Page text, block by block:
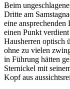
Beim
Dritte am
eine
einen Punkt verdient
Hausherren optisch
ohne zu vielen
in Führung hätten
Sternickel mit
Kopf aus